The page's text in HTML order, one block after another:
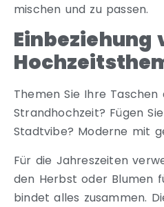
mischen und zu passen.
Einbeziehung
Themen Sie Ihre
Strandhochzeit? Fügen
Stadtvibe? Moderne mit
Für die Jahreszeiten
den Herbst oder Blumen
bindet alles zusammen.